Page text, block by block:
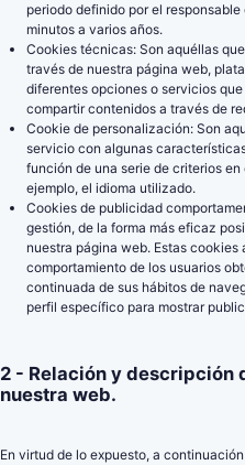
periodo definido por el
minutos a varios años.
Cookies técnicas: Son aquéllas
través de nuestra página web,
diferentes opciones o servicios
compartir contenidos a través de
Cookie de personalización: Son
servicio con algunas
función de una serie de criterios
ejemplo, el idioma utilizado.
Cookies de publicidad
gestión, de la forma más eficaz
nuestra página web. Estas
comportamiento de los usuarios
continuada de sus hábitos de
perfil específico para mostrar
2 - Relación y descripción
nuestra web.
En virtud de lo expuesto, a